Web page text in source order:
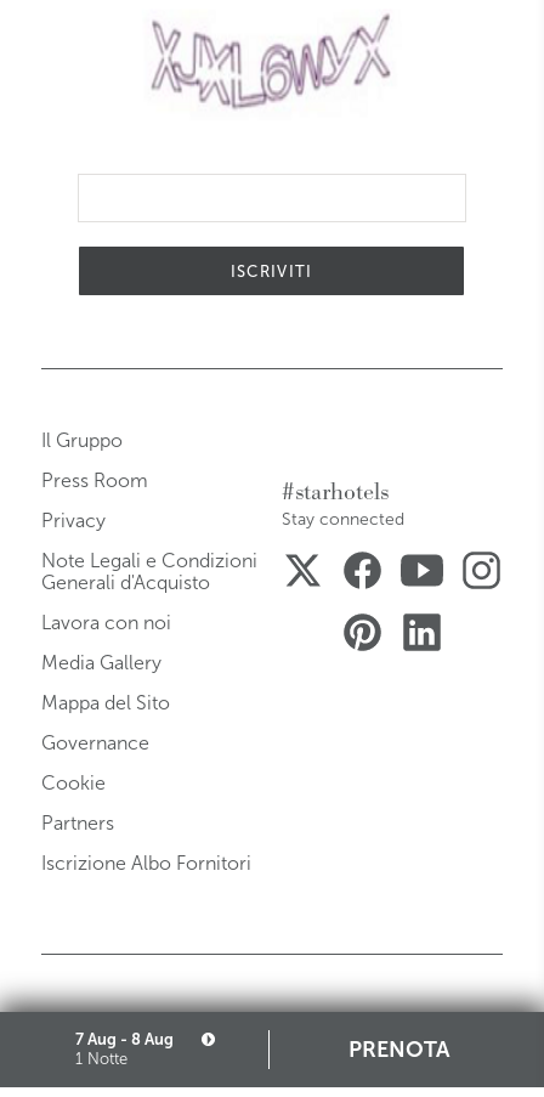
ISCRIVITI
#starhotels
Stay connected
Il Gruppo
Press Room
Privacy
Note Legali e Condizioni
Generali d'Acquisto
Lavora con noi
Media Gallery
Mappa del Sito
Governance
Cookie
Partners
Iscrizione Albo Fornitori
VIALE BELFIORE, 27 - 50144 FIRENZE ITALIA T +39 055 36921 F +39 055 36924
7 Aug - 8 Aug
1 Notte PRENOTA